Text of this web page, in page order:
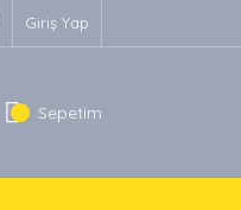
Giriş Yap
Sepetim